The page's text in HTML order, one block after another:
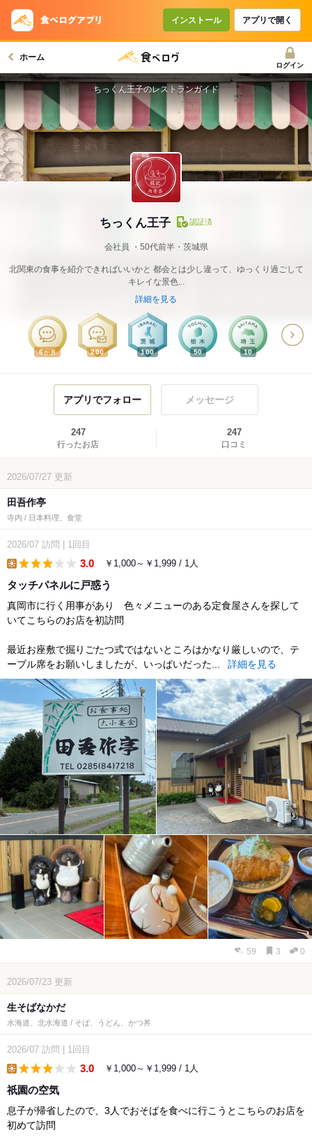
インストール アプリで開く
ホーム
ログイン
ちっくん王子 認証済
会社員 50代前半・茨城県
北関東の食事を紹介できればいいかと 都会とは少し違って、ゆっくり過ごして
キレイな景色...
詳細を見る
6か月 200 100 50 10
ちっくん王子のレストランガイド
アプリでフォロー メッセージ
247
行ったお店
247
口コミ
2026/07/27 更新
田吾作亭
寺内 / 日本料理、食堂
2026/07 訪問 1回目
3.0 ￥1,000～￥1,999 / 1人
タッチパネルに戸惑う
真岡市に行く用事があり 色々メニューのある定食屋さんを探して
いてこちらのお店を初訪問
最近お座敷で掘りごたつ式ではないところはかなり厳しいので、テ
ーブル席をお願いしましたが、いっぱいだった...
詳細を見る
59 3 0
2026/07/23 更新
生そばなかだ
水海道、北水海道 / そば、うどん、かつ丼
2026/07 訪問 1回目
3.0 ￥1,000～￥1,999 / 1人
祇園の空気
息子が帰省したので、3人でおそばを食べに行こうとこちらのお店を
初めて訪問